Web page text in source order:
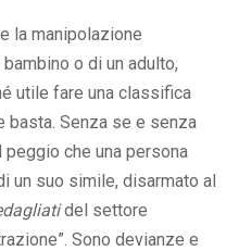
la manipolazione
o di un adulto,
utile fare una classifica
basta. Senza se e senza
che una persona
un suo simile, disarmato al
del settore
Sono devianze e